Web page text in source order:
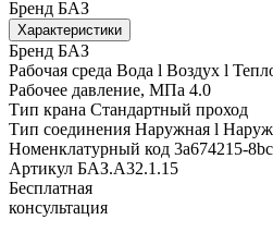
Бренд БАЗ
Характеристики
Бренд БАЗ
Рабочая среда Вода l Воздух l
Рабочее давление, МПа 4.0
Тип крана Стандартный проход
Тип соединения Наружная l
Номенклатурный код 3a674215-
Артикул БАЗ.А32.1.15
Бесплатная
консультация